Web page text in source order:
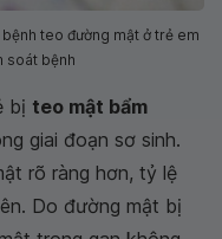
teo đường mật ở trẻ em
soát bệnh
bị teo mật bẩm
giai đoạn sơ sinh.
rõ ràng hơn, tỷ lệ
Do đường mật bị